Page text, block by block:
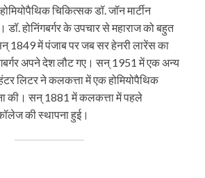
चिकित्सक डॉ. जॉन मार्टीन
डॉ. होनिंगबर्गर के उपचार से महाराज को बहुत
1849 में पंजाब पर जब सर हेनरी लारेंस का
अपने देश लौट गए। सन् 1951 में एक अन्य
लिटर ने कलकत्ता में एक होमियोपैथिक
की। सन् 1881 में कलकत्ता में पहले
की स्थापना हुई।